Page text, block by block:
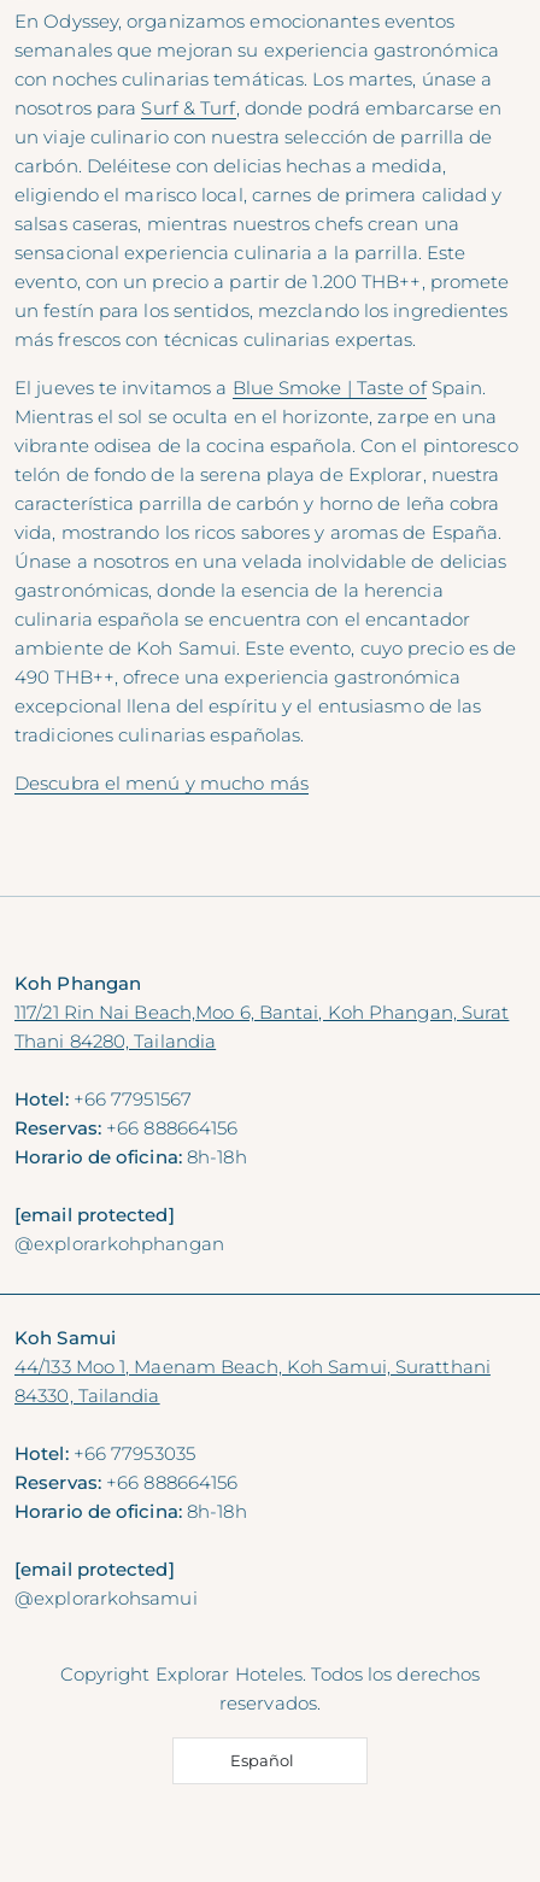
En Odyssey, organizamos emocionantes eventos
semanales que mejoran su experiencia gastronómica
con noches culinarias temáticas. Los martes, únase a
nosotros para Surf & Turf, donde podrá embarcarse en
un viaje culinario con nuestra selección de parrilla de
carbón. Deléitese con delicias hechas a medida,
eligiendo el marisco local, carnes de primera calidad y
salsas caseras, mientras nuestros chefs crean una
sensacional experiencia culinaria a la parrilla. Este
evento, con un precio a partir de 1.200 THB++, promete
un festín para los sentidos, mezclando los ingredientes
más frescos con técnicas culinarias expertas.
El jueves te invitamos a Blue Smoke | Taste ofSpain.
Mientras el sol se oculta en el horizonte, zarpe en una
vibrante odisea de la cocina española. Con el pintoresco
telón de fondo de la serena playa de Explorar, nuestra
característica parrilla de carbón y horno de leña cobra
vida, mostrando los ricos sabores y aromas de España.
Únase a nosotros en una velada inolvidable de delicias
gastronómicas, donde la esencia de la herencia
culinaria española se encuentra con el encantador
ambiente de Koh Samui. Este evento, cuyo precio es de
490 THB++, ofrece una experiencia gastronómica
excepcional llena del espíritu y el entusiasmo de las
tradiciones culinarias españolas.
Descubra el menú y mucho más
Koh Phangan
117/21 Rin Nai Beach,Moo 6, Bantai, Koh Phangan, Surat
Thani 84280, Tailandia
Hotel: +66 77951567
Reservas: +66 888664156
Horario de oficina:8h-18h
[email protected]
@explorarkohphangan
Koh Samui
44/133 Moo 1, Maenam Beach, Koh Samui, Suratthani
84330, Tailandia
Hotel: +66 77953035
Reservas: +66 888664156
Horario de oficina:8h-18h
[email protected]
@explorarkohsamui
Copyright Explorar Hoteles. Todos los derechos
reservados.
Español